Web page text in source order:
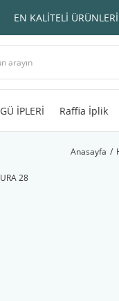
EN KALİTELİ
İPLERİ Raffia İplik
Anasayfa